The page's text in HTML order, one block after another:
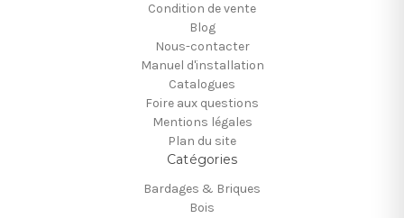
Condition de vente
Blog
Nous-contacter
Manuel d'installation
Catalogues
Foire aux questions
Mentions légales
Plan du site
Catégories
Bardages & Briques
Bois